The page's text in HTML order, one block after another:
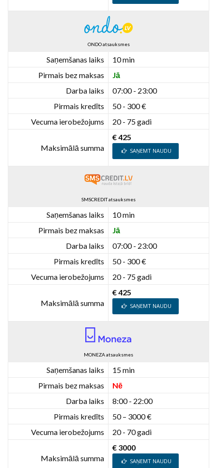
ONDO atsauksmes
Saņemšanas laiks
10 min
Pirmais bez maksas
Jā
Darba laiks
07:00 - 23:00
Pirmais kredīts
50 - 300 €
Vecuma ierobežojums
20 - 75 gadi
Maksimālā summa
€ 425
SAŅEMT NAUDU
SMSCREDIT atsauksmes
Saņemšanas laiks
10 min
Pirmais bez maksas
Jā
Darba laiks
07:00 - 23:00
Pirmais kredīts
50 - 300 €
Vecuma ierobežojums
20 - 75 gadi
Maksimālā summa
€ 425
SAŅEMT NAUDU
MONEZA atsauksmes
Saņemšanas laiks
15 min
Pirmais bez maksas
Nē
Darba laiks
8:00 - 22:00
Pirmais kredīts
50 – 3000 €
Vecuma ierobežojums
20 - 70 gadi
Maksimālā summa
€ 3000
SAŅEMT NAUDU